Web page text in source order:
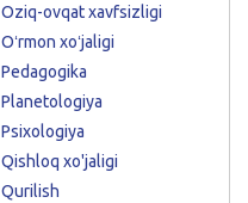
Oziq-ovqat xavfsizligi
Oʻrmon xoʻjaligi
Pedagogika
Planetologiya
Psixologiya
Qishloq xo'jaligi
Qurilish